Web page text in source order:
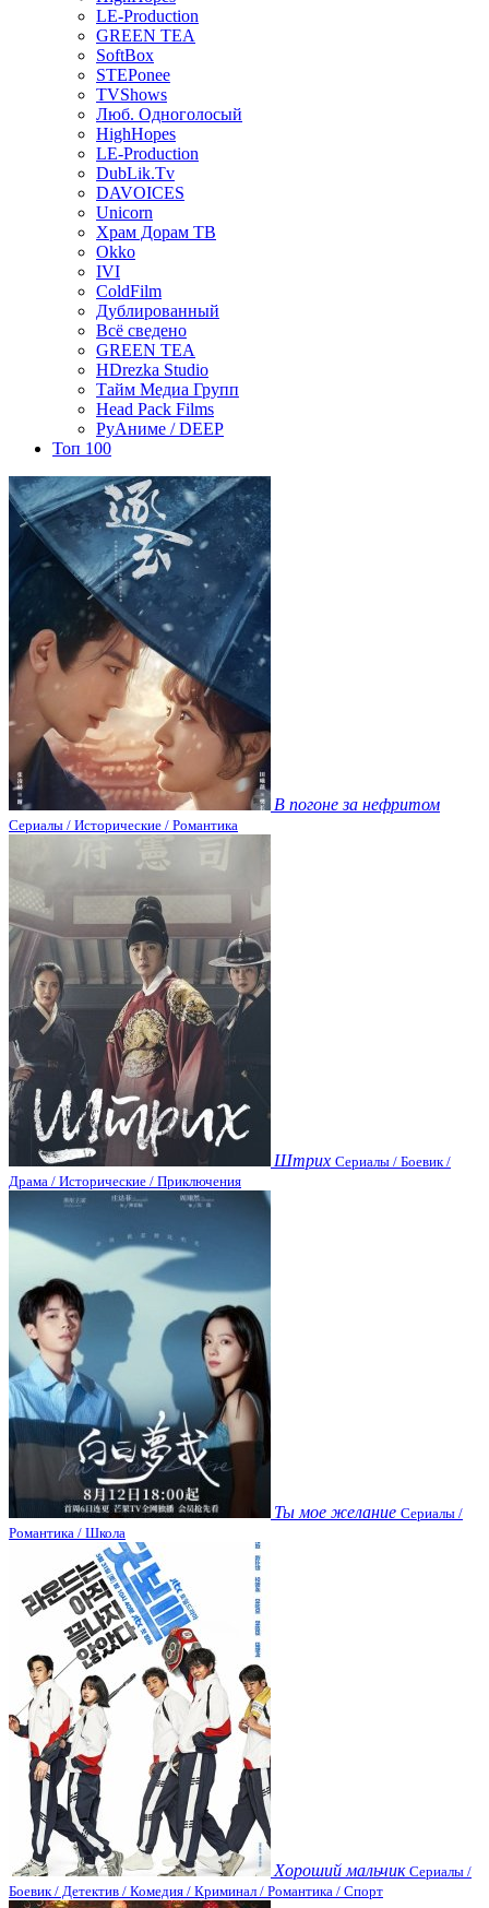
LE-Production
GREEN TEA
SoftBox
STEPonee
TVShows
Люб. Одноголосый
HighHopes
LE-Production
DubLik.Tv
DAVOICES
Unicorn
Храм Дорам ТВ
Okko
IVI
ColdFilm
Дублированный
Всё сведено
GREEN TEA
HDrezka Studio
Тайм Медиа Групп
Head Pack Films
РуАниме / DEEP
Топ 100
В погоне за нефритом
Сериалы / Исторические / Романтика
Штрих Сериалы / Боевик /
Драма / Исторические / Приключения
Ты мое желание Сериалы /
Романтика / Школа
Хороший мальчик Сериалы /
Боевик / Детектив / Комедия / Криминал / Романтика / Спорт